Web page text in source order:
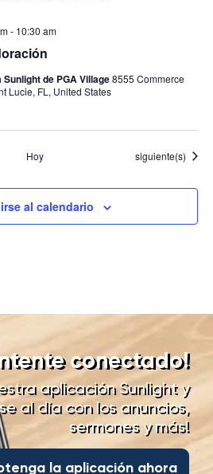
- 10:30 am
de PGA Village8555 Commerce
Lucie, FL, United States
Hoy Eventos
siguiente(s)
al calendario
conectado!
aplicación Sunlight y
al día con los anuncios,
sermones y más!
la aplicación ahora